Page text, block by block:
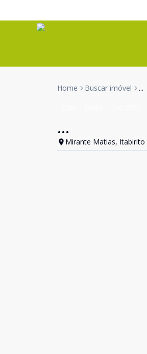
Home Buscar imóvel ...
...
Mirante Matias, Itabirito